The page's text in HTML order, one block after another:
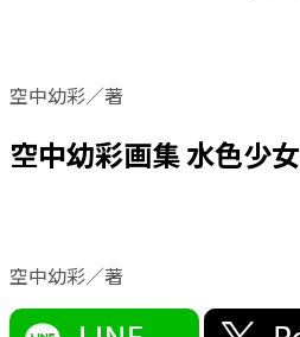
空中幼彩／著
空中幼彩画集 水色少女
空中幼彩／著